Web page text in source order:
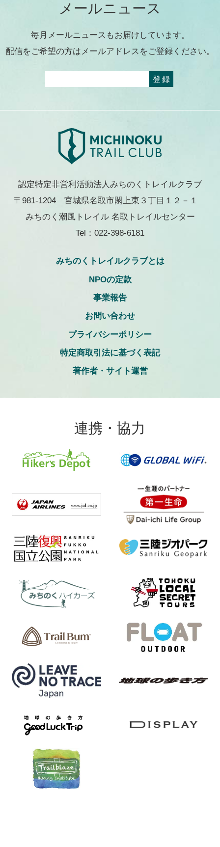
メールニュース
毎月メールニュースもお届けしています。
配信をご希望の方はメールアドレスをご登録ください。
認定特定非営利活動法人みちのくトレイルクラブ
〒981-1204 宮城県名取市閖上東３丁目１２－１
みちのく潮風トレイル 名取トレイルセンター
Tel：022-398-6181
みちのくトレイルクラブとは
NPOの定款
事業報告
お問い合わせ
プライバシーポリシー
特定商取引法に基づく表記
著作者・サイト運営
連携・協力